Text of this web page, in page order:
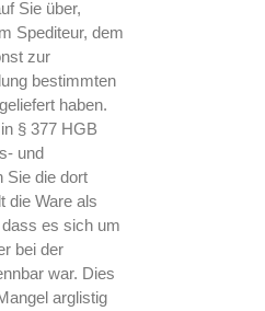
Sie über,
Spediteur, dem
zur
bestimmten
haben.
§ 377 HGB
und
Sie die dort
die Ware als
es sich um
bei der
war. Dies
arglistig